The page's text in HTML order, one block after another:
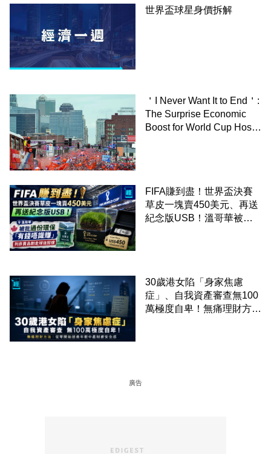
世界盃球星身價拆解
＇I Never Want It to End＇:
The Surprise Economic
Boost for World Cup Host
FIFA賺到盡！世界盃決賽
草皮一塊賣450美元、再送
紀念版USB！溫哥華被批
30歲港女陷「身家焦慮
症」、自我資產審查無100
萬極度自卑！無痛理財方
廣告